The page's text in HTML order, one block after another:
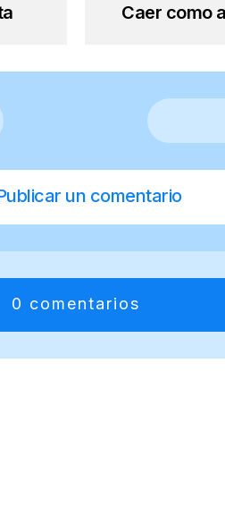
Caer como
un comentario
0 comentarios